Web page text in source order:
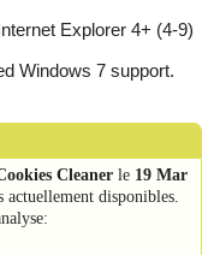
Explorer 4+ (4-9)
Windows 7 support.
Cleaner le 19 Mar
disponibles.